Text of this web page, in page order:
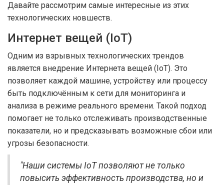
Давайте рассмотрим самые интересные из этих
технологических новшеств.
Интернет вещей (IoT)
Одним из взрывных технологических трендов
является внедрение Интернета вещей (IoT). Это
позволяет каждой машине, устройству или процессу
быть подключённым к сети для мониторинга и
анализа в режиме реального времени. Такой подход
помогает не только отслеживать производственные
показатели, но и предсказывать возможные сбои или
угрозы безопасности.
"Наши системы IoT позволяют не только
повысить эффективность производства, но и